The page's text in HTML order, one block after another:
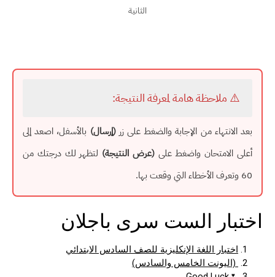
الثانية
⚠️ ملاحظة هامة لمعرفة النتيجة:
بعد الانتهاء من الإجابة والضغط على زر(إرسال) بالأسفل، اصعد إلى
أعلى الامتحان واضغط على(عرض النتيجة) لتظهر لك درجتك من
60 وتعرف الأخطاء التي وقعت بها.